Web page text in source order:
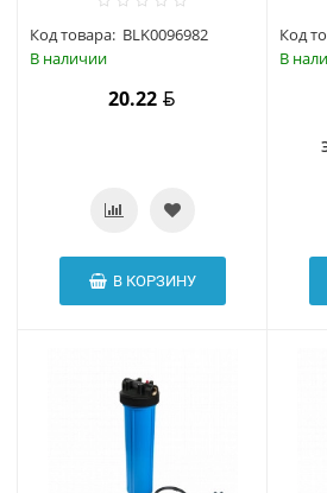
Код товара: BLK0096982
В наличии
20.22
В КОРЗИНУ
Код
В